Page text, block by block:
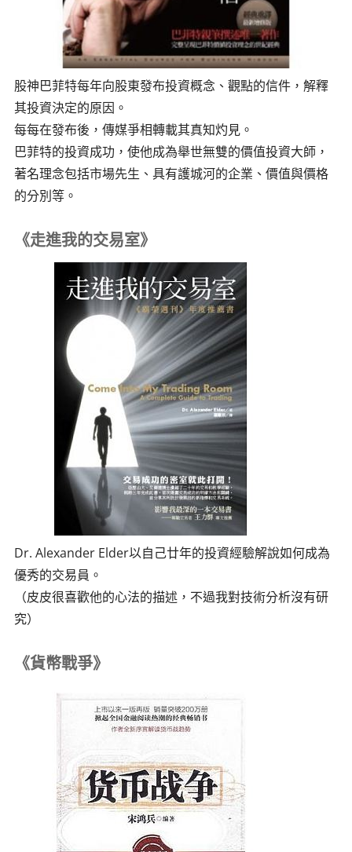
股神巴菲特每年向股東發布投資概念、觀點的信件，解釋
其投資決定的原因。
每每在發布後，傳媒爭相轉載其真知灼見。
巴菲特的投資成功，使他成為舉世無雙的價值投資大師，
著名理念包括市場先生、具有護城河的企業、價值與價格
的分別等。
《走進我的交易室》
Dr. Alexander Elder以自己廿年的投資經驗解說如何成為
優秀的交易員。
（皮皮很喜歡他的心法的描述，不過我對技術分析沒有研
究）
《貨幣戰爭》